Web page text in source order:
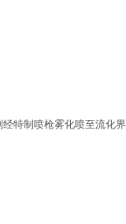
特制喷枪雾化喷至流化